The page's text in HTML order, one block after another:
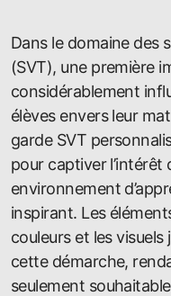
Dans le domaine des
(SVT), une première
considérablement
élèves envers leur
garde SVT
pour captiver l’intérêt
environnement
inspirant. Les
couleurs et les
cette démarche,
seulement